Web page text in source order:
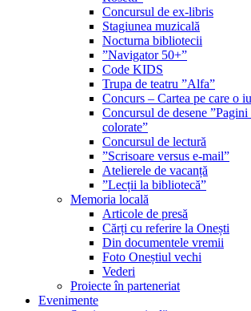
Concursul de ex-libris
Stagiunea muzicală
Nocturna bibliotecii
”Navigator 50+”
Code KIDS
Trupa de teatru ”Alfa”
Concurs – Cartea pe care o
Concursul de desene
colorate”
Concursul de lectură
”Scrisoare versus e-mail”
Atelierele de vacanță
”Lecții la bibliotecă”
Memoria locală
Articole de presă
Cărți cu referire la Onești
Din documentele vremii
Foto Oneștiul vechi
Vederi
Proiecte în parteneriat
Evenimente